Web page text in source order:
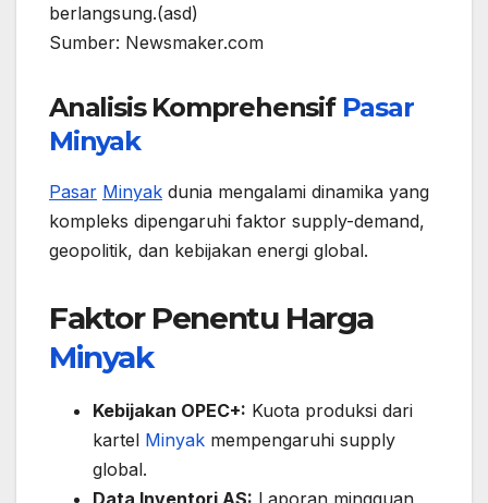
berlangsung.(asd)
Sumber: Newsmaker.com
Analisis Komprehensif Pasar
Minyak
Pasar Minyak dunia mengalami dinamika yang
kompleks dipengaruhi faktor supply-demand,
geopolitik, dan kebijakan energi global.
Faktor Penentu Harga
Minyak
Kebijakan OPEC+: Kuota produksi dari
kartel Minyak mempengaruhi supply
global.
Data Inventori AS: Laporan mingguan